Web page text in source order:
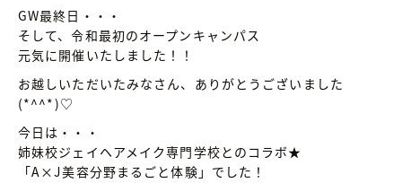
GW最終日・・・
そして、令和最初のオープンキャンパス
元気に開催いたしました！！
お越しいただいたみなさん、ありがとうございました
(*^^*)♡
今日は・・・
姉妹校ジェイヘアメイク専門学校とのコラボ★
「A×J美容分野まるごと体験」でした！